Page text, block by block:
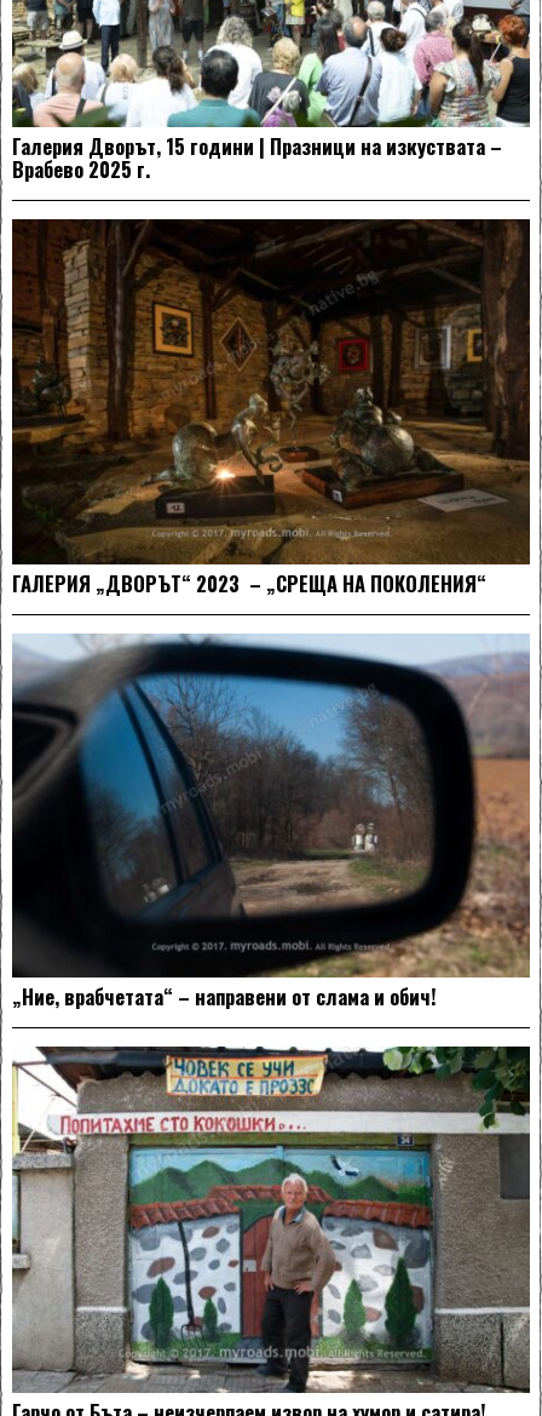
Галерия Дворът, 15 години | Празници на изкуствата –
Врабево 2025 г.
ГАЛЕРИЯ „ДВОРЪТ“ 2023 – „СРЕЩА НА ПОКОЛЕНИЯ“
„Ние, врабчетата“ – направени от слама и обич!